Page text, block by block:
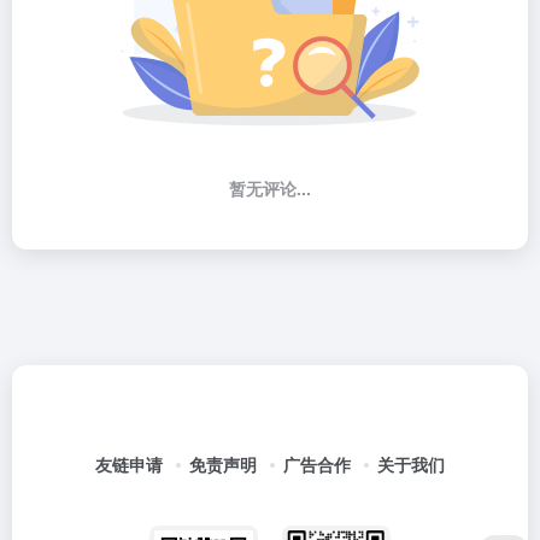
暂无评论...
友链申请 免责声明 广告合作 关于我们